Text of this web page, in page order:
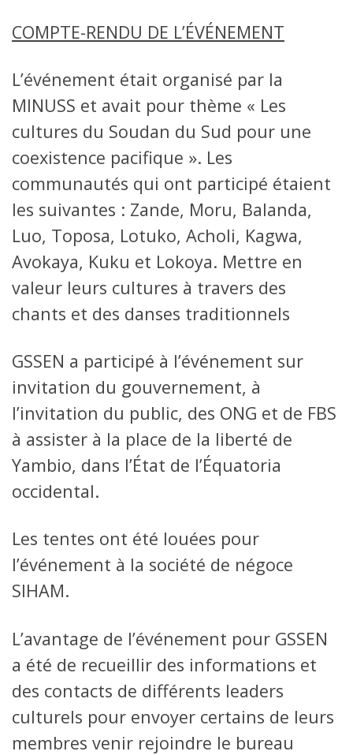
COMPTE-RENDU DE L’ÉVÉNEMENT
L’événement était organisé par la
MINUSS et avait pour thème « Les
cultures du Soudan du Sud pour une
coexistence pacifique ». Les
communautés qui ont participé étaient
les suivantes : Zande, Moru, Balanda,
Luo, Toposa, Lotuko, Acholi, Kagwa,
Avokaya, Kuku et Lokoya. Mettre en
valeur leurs cultures à travers des
chants et des danses traditionnels
GSSEN a participé à l’événement sur
invitation du gouvernement, à
l’invitation du public, des ONG et de FBS
à assister à la place de la liberté de
Yambio, dans l’État de l’Équatoria
occidental.
Les tentes ont été louées pour
l’événement à la société de négoce
SIHAM.
L’avantage de l’événement pour GSSEN
a été de recueillir des informations et
des contacts de différents leaders
culturels pour envoyer certains de leurs
membres venir rejoindre le bureau